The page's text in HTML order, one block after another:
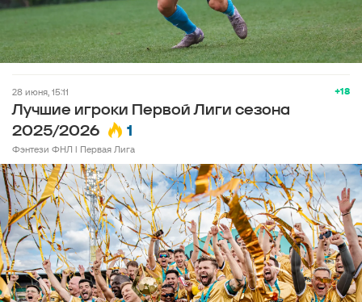
+18
28 июня, 15:11
Лучшие игроки Первой Лиги сезона
2025/2026
1
Фэнтези ФНЛ l Первая Лига